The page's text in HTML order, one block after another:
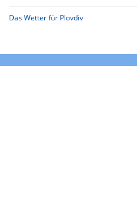
Das Wetter für Plovdiv